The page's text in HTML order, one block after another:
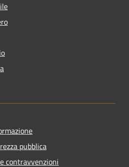
pubblica
contravvenzioni